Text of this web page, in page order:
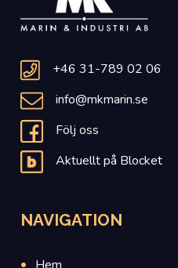
+46 31-789 02 06
info@mkmarin.se
Följ oss
Aktuellt på Blocket
NAVIGATION